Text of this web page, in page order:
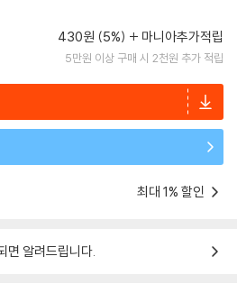
430원 (5%) 마니아추가적립
5만원 이상 구매 시 2천원 추가 적립
최대 1% 할인
면 알려드립니다.